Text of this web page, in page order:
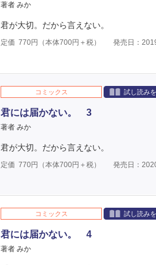
著者 みか
君が大切。だから言えない。
定価 770円（本体700円＋税） 発売日：
コミックス 試し読み
君には届かない。 3
著者 みか
君が大切。だから言えない。
定価 770円（本体700円＋税） 発売日：
コミックス 試し読み
君には届かない。 4
著者 みか